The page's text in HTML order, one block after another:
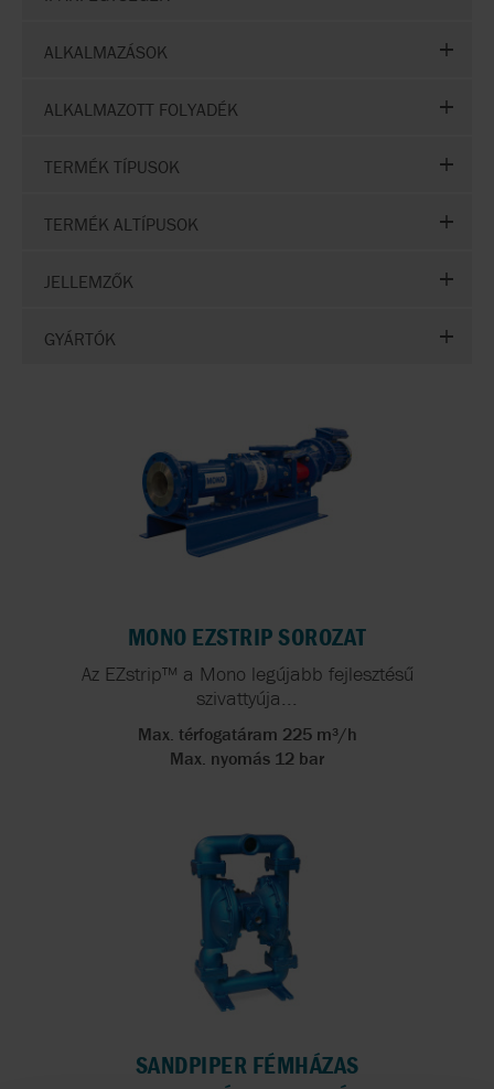
ALKALMAZÁSOK
ALKALMAZOTT FOLYADÉK
TERMÉK TÍPUSOK
TERMÉK ALTÍPUSOK
JELLEMZŐK
GYÁRTÓK
MONO EZSTRIP SOROZAT
Az EZstrip™ a Mono legújabb fejlesztésű
szivattyúja...
Max. térfogatáram 225 m³/h
Max. nyomás 12 bar
SANDPIPER FÉMHÁZAS